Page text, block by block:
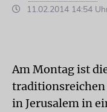
11.02.2014 14:54
Am Montag ist
traditionsreichen
in Jerusalem in